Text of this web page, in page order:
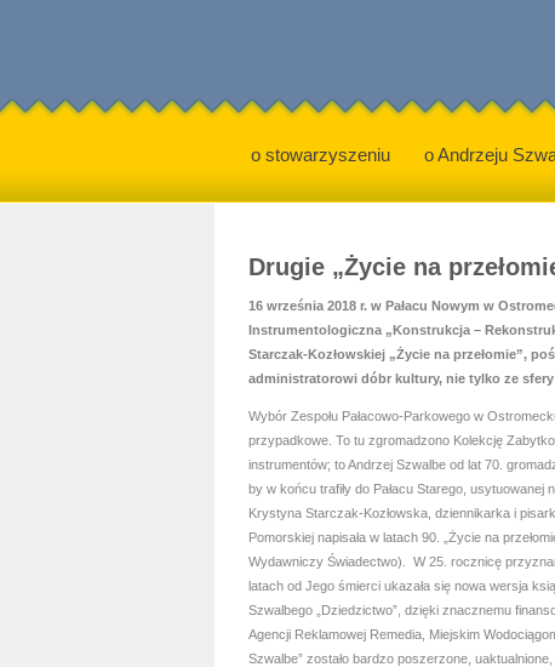
o stowarzyszeniu o Andrzeju
Drugie „Życie na
16 września 2018 r. w Pałacu Nowym w
Instrumentologiczna „Konstrukcja –
Starczak-Kozłowskiej „Życie na przełomie”,
administratorowi dóbr kultury, nie tylko ze
Wybór Zespołu Pałacowo-Parkowego w
przypadkowe. To tu zgromadzono Kolekcję
instrumentów; to Andrzej Szwalbe od lat 70.
by w końcu trafiły do Pałacu Starego,
Krystyna Starczak-Kozłowska, dziennikarka i
Pomorskiej napisała w latach 90. „Życie na
Wydawniczy Świadectwo). W 25. rocznicę
latach od Jego śmierci ukazała się nowa wersja
Szwalbego „Dziedzictwo”, dzięki znacznemu
Agencji Reklamowej Remedia, Miejskim
Szwalbe” zostało bardzo poszerzone,